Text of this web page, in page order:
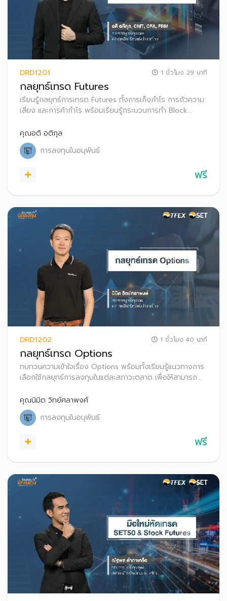
DRD1201 1 ชั่วโมง 29 นาที
กลยุทธ์เทรด Futures
เรียนรู้กลยุทธ์การเทรด Futures ทั้งการเก็งกําไร การถัวความ
เสี่ยง และการค้ากําไร พร้อมเรียนรู้กระบวนการทำ Block
คุณอติ อติกุล
การลงทุนในอนุพันธ์
ฟรี
DRD1202 1 ชั่วโมง 40 นาที
กลยุทธ์เทรด Options
ทบทวนความเข้าใจเรื่อง Options พร้อมทั้งเรียนรู้แนวทางการ
เลือกใช้กลยุทธ์การลงทุนในแต่ละสภาวะตลาด เพื่อให้สามารถ
คุณนิมิต วิทย์ศลาพงศ์
การลงทุนในอนุพันธ์
ฟรี